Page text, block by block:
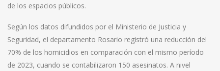
de los espacios públicos.
Según los datos difundidos por el Ministerio de Justicia y
Seguridad, el departamento Rosario registró una reducción del
70% de los homicidios en comparación con el mismo período
de 2023, cuando se contabilizaron 150 asesinatos. A nivel